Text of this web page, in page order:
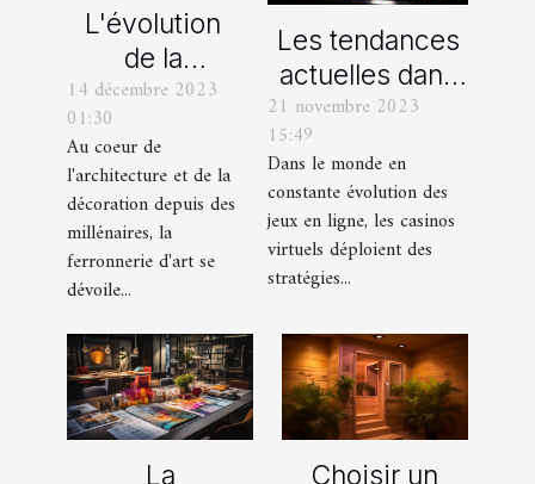
L'évolution
de la
ferronnerie
d'art à travers
les siècles
14 décembre 2023
01:30
Au coeur de
l'architecture et de la
décoration depuis des
millénaires, la
ferronnerie d'art se
dévoile...
Les tendances
actuelles dans
les offres
promotionnelles
des casinos en
ligne
21 novembre 2023
15:49
Dans le monde en
constante évolution des
jeux en ligne, les casinos
virtuels déploient des
stratégies...
La
Choisir un